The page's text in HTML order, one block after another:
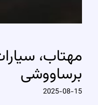
مهتاب،
برساووشی
2025-08-15